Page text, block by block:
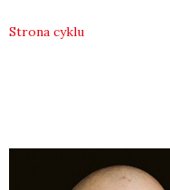
Strona cyklu